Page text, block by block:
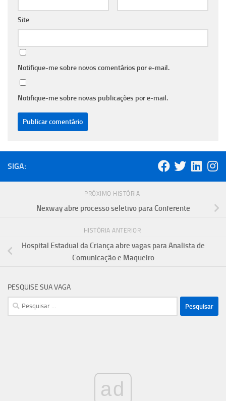
Site
Notifique-me sobre novos comentários por e-mail.
Notifique-me sobre novas publicações por e-mail.
SIGA:
PRÓXIMO HISTÓRIA
Nexway abre processo seletivo para Conferente
HISTÓRIA ANTERIOR
Hospital Estadual da Criança abre vagas para Analista de
Comunicação e Maqueiro
PESQUISE SUA VAGA
Pesquisar
por:
ad